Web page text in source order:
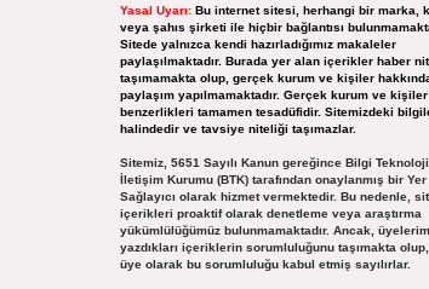
Yasal Uyarı: Bu internet sitesi, herhangi bir marka,
veya şahıs şirketi ile hiçbir bağlantısı
Sitede yalnızca kendi hazırladığımız makaleler
paylaşılmaktadır. Burada yer alan içerikler haber
taşımamakta olup, gerçek kurum ve kişiler
paylaşım yapılmamaktadır. Gerçek kurum ve
benzerlikleri tamamen tesadüfidir. Sitemizdeki
halindedir ve tavsiye niteliği taşımazlar.
Sitemiz, 5651 Sayılı Kanun gereğince Bilgi
İletişim Kurumu (BTK) tarafından onaylanmış bir Yer
Sağlayıcı olarak hizmet vermektedir. Bu nedenle,
içerikleri proaktif olarak denetleme veya araştırma
yükümlülüğümüz bulunmamaktadır. Ancak,
yazdıkları içeriklerin sorumluluğunu taşımakta
üye olarak bu sorumluluğu kabul etmiş sayılırlar.